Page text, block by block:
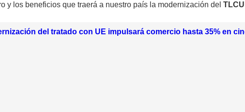
y los beneficios que traerá a nuestro país la modernización del
del tratado con UE impulsará comercio hasta 35% en